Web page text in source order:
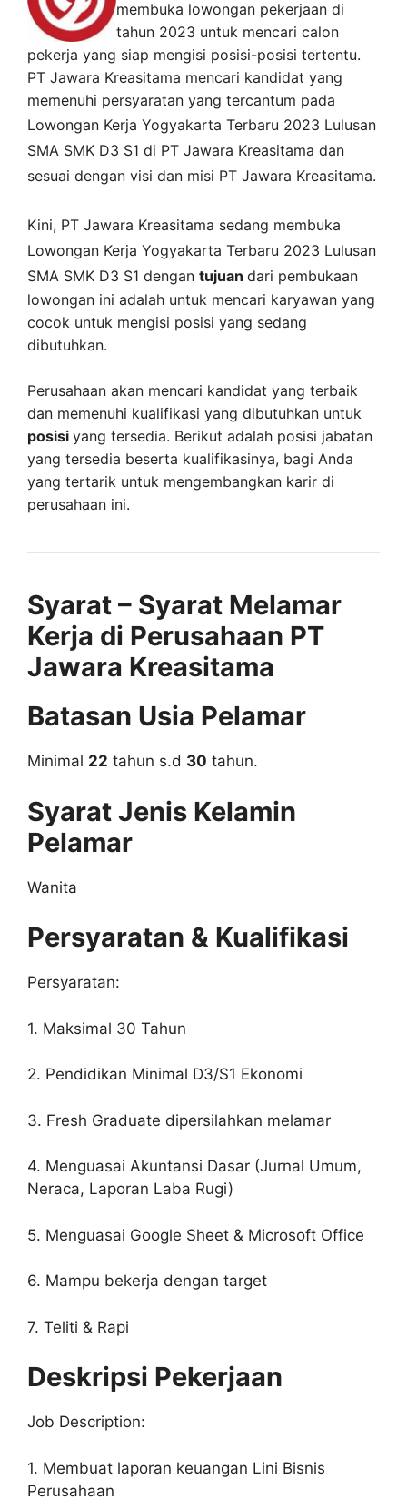
membuka lowongan pekerjaan di
tahun 2023 untuk mencari calon
pekerja yang siap mengisi posisi-posisi tertentu.
PT Jawara Kreasitama mencari kandidat yang
memenuhi persyaratan yang tercantum pada
Lowongan Kerja Yogyakarta Terbaru 2023 Lulusan
SMA SMK D3 S1 di PT Jawara Kreasitama dan
sesuai dengan visi dan misi PT Jawara Kreasitama.
Kini, PT Jawara Kreasitama sedang membuka
Lowongan Kerja Yogyakarta Terbaru 2023 Lulusan
SMA SMK D3 S1 dengan tujuan dari pembukaan
lowongan ini adalah untuk mencari karyawan yang
cocok untuk mengisi posisi yang sedang
dibutuhkan.
Perusahaan akan mencari kandidat yang terbaik
dan memenuhi kualifikasi yang dibutuhkan untuk
posisi yang tersedia. Berikut adalah posisi jabatan
yang tersedia beserta kualifikasinya, bagi Anda
yang tertarik untuk mengembangkan karir di
perusahaan ini.
Syarat – Syarat Melamar
Kerja di Perusahaan PT
Jawara Kreasitama
Batasan Usia Pelamar
Minimal 22 tahun s.d 30 tahun.
Syarat Jenis Kelamin
Pelamar
Wanita
Persyaratan & Kualifikasi
Persyaratan:
1. Maksimal 30 Tahun
2. Pendidikan Minimal D3/S1 Ekonomi
3. Fresh Graduate dipersilahkan melamar
4. Menguasai Akuntansi Dasar (Jurnal Umum,
Neraca, Laporan Laba Rugi)
5. Menguasai Google Sheet & Microsoft Office
6. Mampu bekerja dengan target
7. Teliti & Rapi
Deskripsi Pekerjaan
Job Description:
1. Membuat laporan keuangan Lini Bisnis
Perusahaan